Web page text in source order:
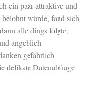
ein paar attraktive und
würde, fand sich
allerdings folgte,
angeblich
gefährlich
delikate Datenabfrage